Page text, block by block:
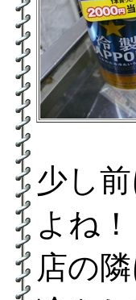
少し
よね！
店の